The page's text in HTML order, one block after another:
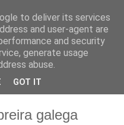
galega
to deliver its services
and user-agent are
and security
generate usage
abuse.
GOT IT